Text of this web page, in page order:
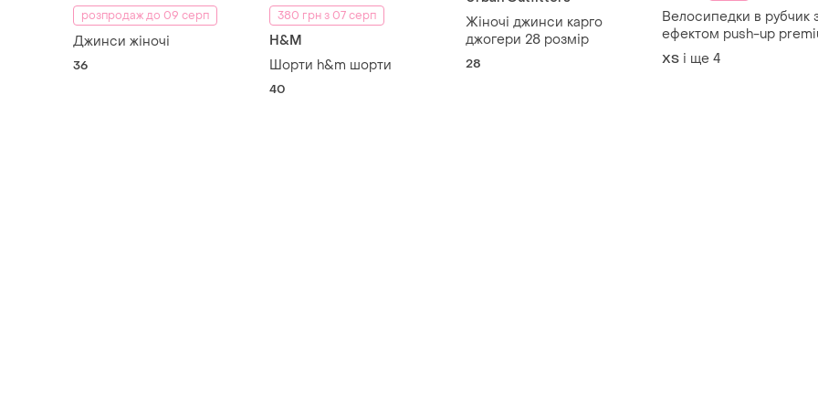
розпродаж до 09 серп
Джинси жіночі
36
380 грн з 07 серп
H&M
Шорти h&m шорти
40
Жіночі джинси карго
джогери 28 розмір
28
Велосипедки в рубчик
ефектом push-up
💎
ХS і ще 4